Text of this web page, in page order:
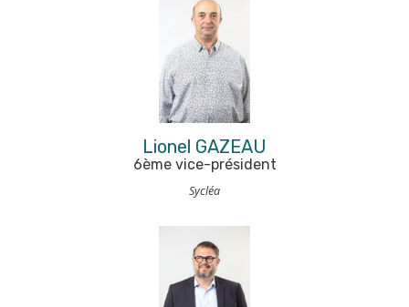
Lionel GAZEAU
6ème vice-président
Sycléa